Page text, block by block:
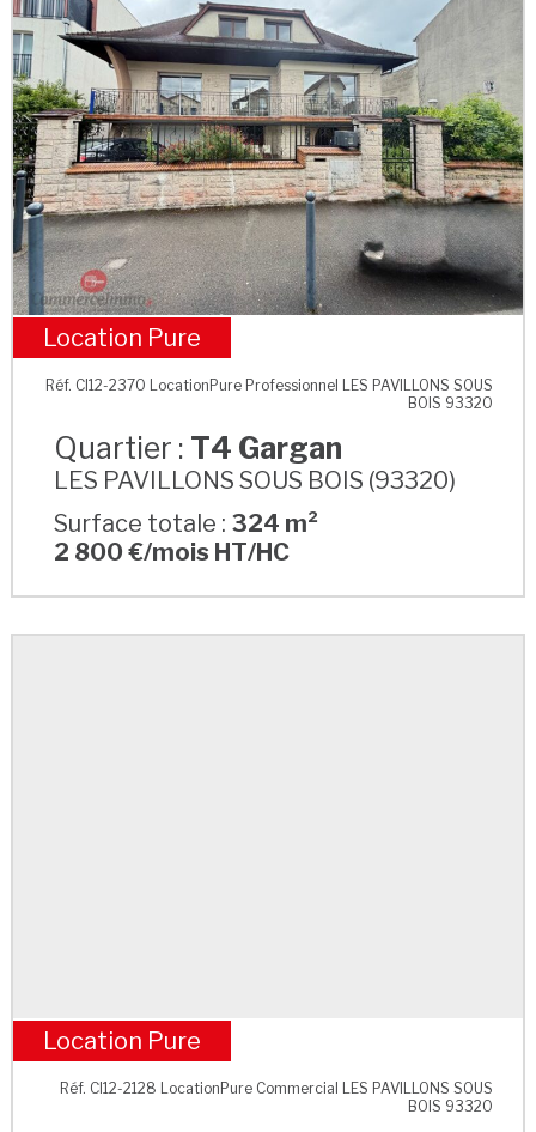
T4 Gargan
Location Pure
Réf. CI12-2370 LocationPure Professionnel LES PAVILLONS SOUS
BOIS 93320
Quartier : T4 Gargan
LES PAVILLONS SOUS BOIS (93320)
Surface totale : 324 m²
2 800 €/mois HT/HC
Pont de l'Europe
Location Pure
Réf. CI12-2128 LocationPure Commercial LES PAVILLONS SOUS
BOIS 93320